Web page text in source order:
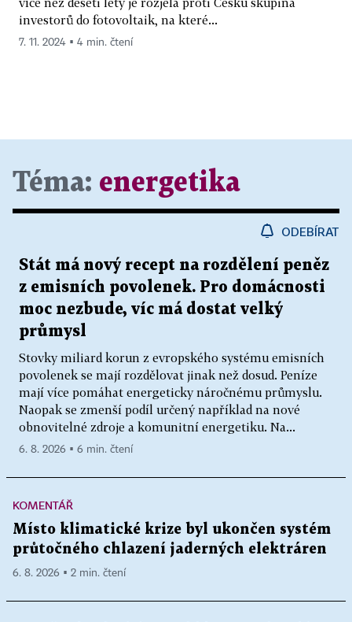
investorů do fotovoltaik, na které...
7. 11. 2024 ▪ 4 min. čtení
Téma: energetika
ODEBÍRAT
Stát má nový recept na rozdělení peněz
z emisních povolenek. Pro domácnosti
moc nezbude, víc má dostat velký
průmysl
Stovky miliard korun z evropského systému emisních
povolenek se mají rozdělovat jinak než dosud. Peníze
mají více pomáhat energeticky náročnému průmyslu.
Naopak se zmenší podíl určený například na nové
obnovitelné zdroje a komunitní energetiku. Na...
6. 8. 2026 ▪ 6 min. čtení
KOMENTÁŘ
Místo klimatické krize byl ukončen systém
průtočného chlazení jaderných elektráren
6. 8. 2026 ▪ 2 min. čtení